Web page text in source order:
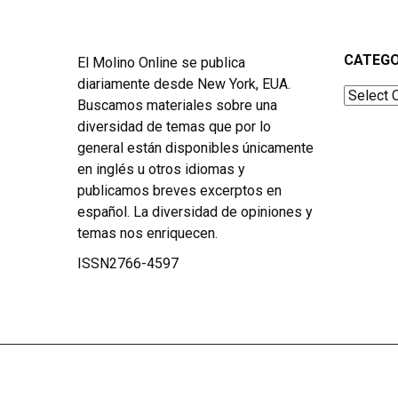
El Molino Online se publica
diariamente desde New York, EUA.
Buscamos materiales sobre una
diversidad de temas que por lo
general están disponibles únicamente
en inglés u otros idiomas y
publicamos breves excerptos en
español. La diversidad de opiniones y
temas nos enriquecen.
ISSN2766-4597